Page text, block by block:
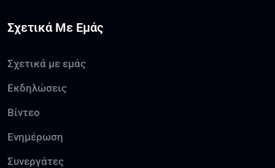
Σχετικά Με Εμάς
Σχετικά με εμάς
Εκδηλώσεις
Βίντεο
Ενημέρωση
Συνεργάτες